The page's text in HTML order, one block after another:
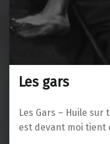
Les gars
Les Gars – Huile sur
est devant moi tient